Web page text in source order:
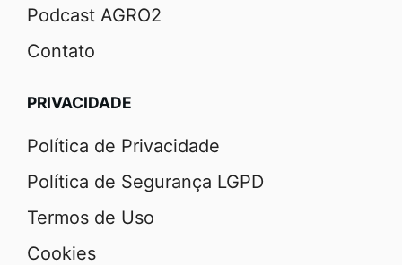
Podcast AGRO2
Contato
PRIVACIDADE
Política de Privacidade
Política de Segurança LGPD
Termos de Uso
Cookies